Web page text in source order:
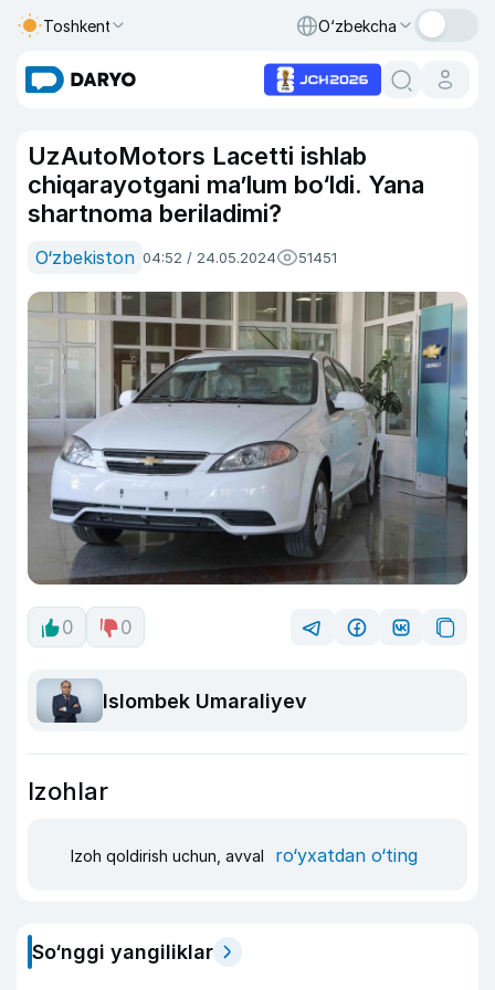
Toshkent O‘zbekcha
UzAutoMotors Lacetti ishlab
chiqarayotgani maʼlum bo‘ldi. Yana
shartnoma beriladimi?
O‘zbekiston 04:52 / 24.05.2024 51451
0 0
Islombek Umaraliyev
Izohlar
Izoh qoldirish uchun, avval ro‘yxatdan o‘ting
So‘nggi yangiliklar